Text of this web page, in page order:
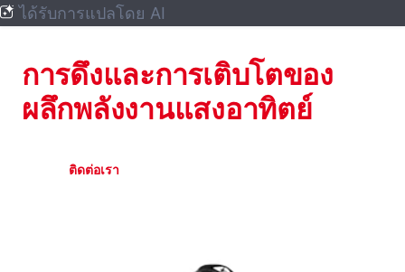
ได้รับการแปลโดย AI
การดึงและการเติบโตของ
ผลึกพลังงานแสงอาทิตย์
ติดต่อเรา